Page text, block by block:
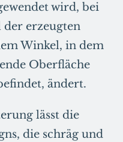
wird, bei
der erzeugten
Winkel, in dem
Oberfläche
ändert.
lässt die
die schräg und